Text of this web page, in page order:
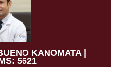
KANOMATA |
5621